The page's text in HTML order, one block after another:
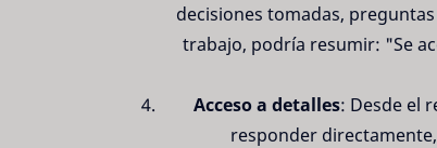
decisiones tomadas,
trabajo, podría resumir: "Se
Acceso a detalles: Desde el
responder